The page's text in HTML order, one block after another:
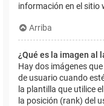
información en el sitio
Arriba
¿Qué es la imagen al
Hay dos imágenes
de usuario cuando
la plantilla que utilice
la posición (rank) del